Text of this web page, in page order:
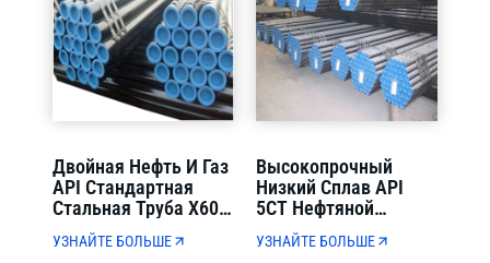
Двойная Нефть И Газ
API Стандартная
Стальная Труба X60-
X70 PSL2 Для
Муниципальной
УЗНАЙТЕ БОЛЬШЕ
Высокопрочный
Низкий Сплав API
5CT Нефтяной
Обсадной Трубы J55-
N80 Полная Толщина
УЗНАЙТЕ БОЛЬШЕ